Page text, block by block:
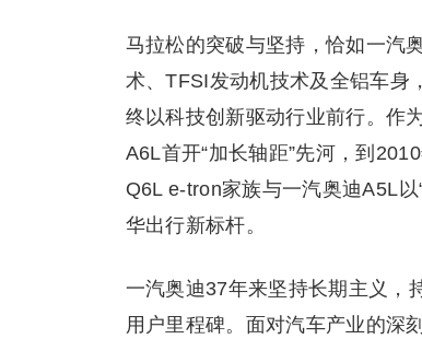
马拉松的突破与坚持，恰如一汽
术、TFSI发动机技术及全铝车身
终以科技创新驱动行业前行。作
A6L首开“加长轴距”先河，到
Q6L e-tron家族与一汽奥迪A5L
华出行新标杆。
一汽奥迪37年来坚持长期主义，
用户里程碑。面对汽车产业的深